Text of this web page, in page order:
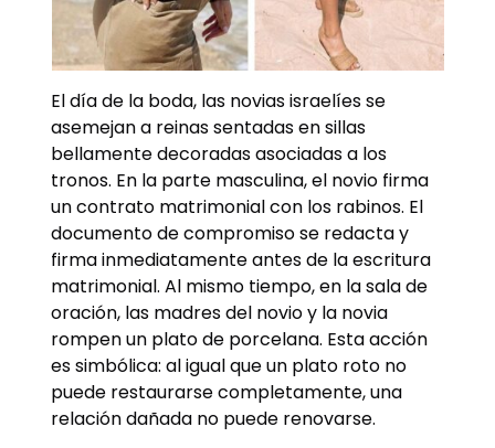
El día de la boda, las novias israelíes se
asemejan a reinas sentadas en sillas
bellamente decoradas asociadas a los
tronos. En la parte masculina, el novio firma
un contrato matrimonial con los rabinos. El
documento de compromiso se redacta y
firma inmediatamente antes de la escritura
matrimonial. Al mismo tiempo, en la sala de
oración, las madres del novio y la novia
rompen un plato de porcelana. Esta acción
es simbólica: al igual que un plato roto no
puede restaurarse completamente, una
relación dañada no puede renovarse.